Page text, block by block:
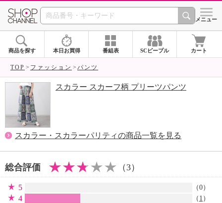
SHOP CHANNEL シメニュー
商品を探す 本日お買得 番組表 SCピープル カート
TOP ファッション パンツ
スカラー スカーフ柄 プリーツパンツ
スカラー・スカラーパリティの商品一覧を見る
総合評価 （3）
5 （0）
4 （ 1 ）